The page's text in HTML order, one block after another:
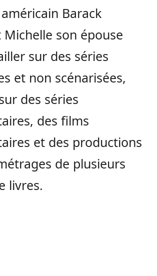
Barack
son épouse
sur des séries
et non scénarisées,
des séries
des films
et des productions
de plusieurs
livres.